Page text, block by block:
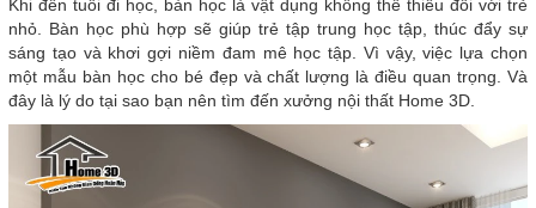
Khi đến tuổi đi học, bàn học là vật dụng không thể thiếu đối với trẻ
nhỏ. Bàn học phù hợp sẽ giúp trẻ tập trung học tập, thúc đẩy sự
sáng tạo và khơi gợi niềm đam mê học tập. Vì vậy, việc lựa chọn
một mẫu bàn học cho bé đẹp và chất lượng là điều quan trọng. Và
đây là lý do tại sao bạn nên tìm đến xưởng nội thất Home 3D.